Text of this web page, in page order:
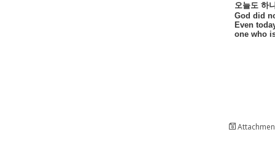
오늘도 하
God did
Even
one who